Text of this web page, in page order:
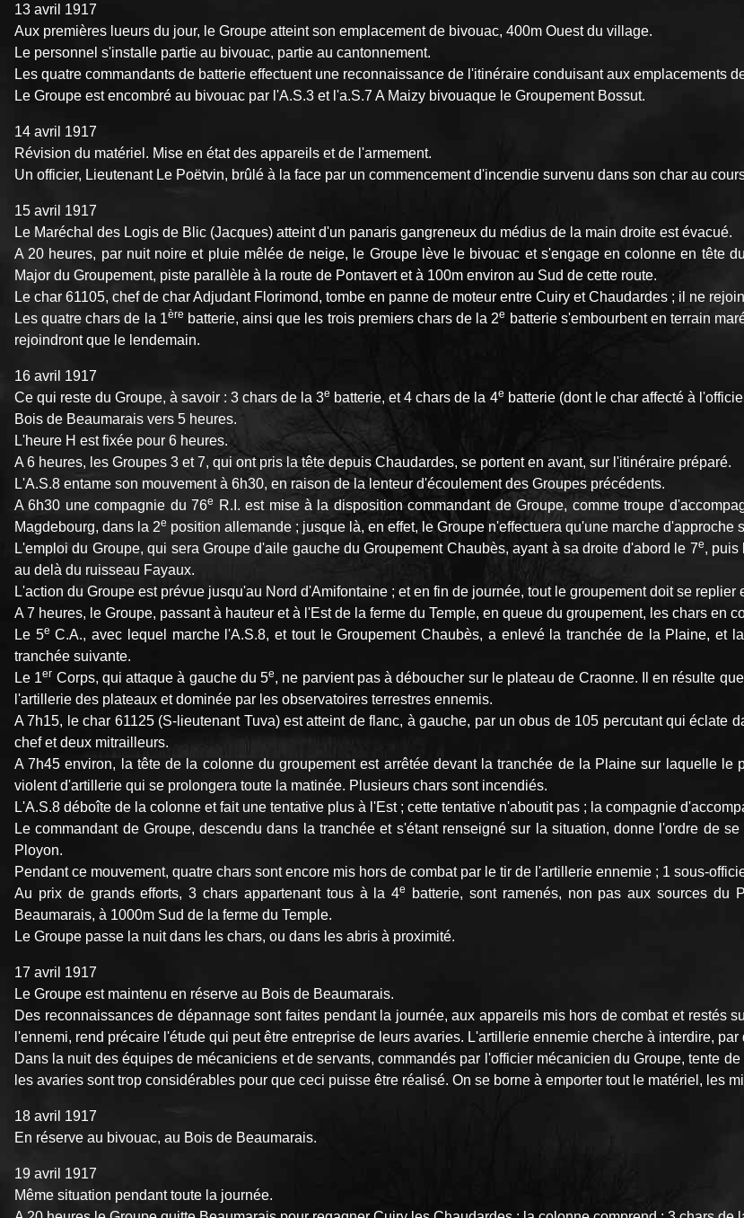
13 avril 1917
Aux premières lueurs du jour, le Groupe atteint son emplacement de bivouac, 400m Ouest du village.
Le personnel s'installe partie au bivouac, partie au cantonnement.
Les quatre commandants de batterie effectuent une reconnaissance de l'itinéraire conduisant aux emplacements
Le Groupe est encombré au bivouac par l'A.S.3 et l'a.S.7 A Maizy bivouaque le Groupement Bossut.
14 avril 1917
Révision du matériel. Mise en état des appareils et de l'armement.
Un officier, Lieutenant Le Poëtvin, brûlé à la face par un commencement d'incendie survenu dans son char au
15 avril 1917
Le Maréchal des Logis de Blic (Jacques) atteint d'un panaris gangreneux du médius de la main droite est évacué.
A 20 heures, par nuit noire et pluie mêlée de neige, le Groupe lève le bivouac et s'engage en colonne en tête
Major du Groupement, piste parallèle à la route de Pontavert et à 100m environ au Sud de cette route.
Le char 61105, chef de char Adjudant Florimond, tombe en panne de moteur entre Cuiry et Chaudardes ; il ne
Les quatre chars de la 1ère batterie, ainsi que les trois premiers chars de la 2e batterie s'embourbent en terrain
rejoindront que le lendemain.
16 avril 1917
Ce qui reste du Groupe, à savoir : 3 chars de la 3e batterie, et 4 chars de la 4ebatterie (dont le char affecté à
Bois de Beaumarais vers 5 heures.
L'heure H est fixée pour 6 heures.
A 6 heures, les Groupes 3 et 7, qui ont pris la tête depuis Chaudardes, se portent en avant, sur l'itinéraire préparé.
L'A.S.8 entame son mouvement à 6h30, en raison de la lenteur d'écoulement des Groupes précédents.
A 6h30 une compagnie du 76e
R.I. est mise à la disposition commandant de Groupe, comme troupe
Magdebourg, dans la 2e position allemande ; jusque là, en effet, le Groupe n'effectuera qu'une marche
L'emploi du Groupe, qui sera Groupe d'aile gauche du Groupement Chaubès, ayant à sa droite d'abord le 7e, puis
au delà du ruisseau Fayaux.
L'action du Groupe est prévue jusqu'au Nord d'Amifontaine ; et en fin de journée, tout le groupement doit se
A 7 heures, le Groupe, passant à hauteur et à l'Est de la ferme du Temple, en queue du groupement, les chars en
Le 5e C.A., avec lequel marche l'A.S.8, et tout le Groupement Chaubès, a enlevé la tranchée de la Plaine, et
tranchée suivante.
Le 1er Corps, qui attaque à gauche du 5e, ne parvient pas à déboucher sur le plateau de Craonne. Il en résulte
l'artillerie des plateaux et dominée par les observatoires terrestres ennemis.
A 7h15, le char 61125 (S-lieutenant Tuva) est atteint de flanc, à gauche, par un obus de 105 percutant qui éclate
chef et deux mitrailleurs.
A 7h45 environ, la tête de la colonne du groupement est arrêtée devant la tranchée de la Plaine sur laquelle
violent d'artillerie qui se prolongera toute la matinée. Plusieurs chars sont incendiés.
L'A.S.8 déboîte de la colonne et fait une tentative plus à l'Est ; cette tentative n'aboutit pas ; la compagnie
Le commandant de Groupe, descendu dans la tranchée et s'étant renseigné sur la situation, donne l'ordre de
Ployon.
Pendant ce mouvement, quatre chars sont encore mis hors de combat par le tir de l'artillerie ennemie ; 1 sous-
Au prix de grands efforts, 3 chars appartenant tous à la 4e
batterie, sont ramenés, non pas aux sources du
Beaumarais, à 1000m Sud de la ferme du Temple.
Le Groupe passe la nuit dans les chars, ou dans les abris à proximité.
17 avril 1917
Le Groupe est maintenu en réserve au Bois de Beaumarais.
Des reconnaissances de dépannage sont faites pendant la journée, aux appareils mis hors de combat et restés
l'ennemi, rend précaire l'étude qui peut être entreprise de leurs avaries. L'artillerie ennemie cherche à interdire,
Dans la nuit des équipes de mécaniciens et de servants, commandés par l'officier mécanicien du Groupe, tente
les avaries sont trop considérables pour que ceci puisse être réalisé. On se borne à emporter tout le matériel, les
18 avril 1917
En réserve au bivouac, au Bois de Beaumarais.
19 avril 1917
Même situation pendant toute la journée.